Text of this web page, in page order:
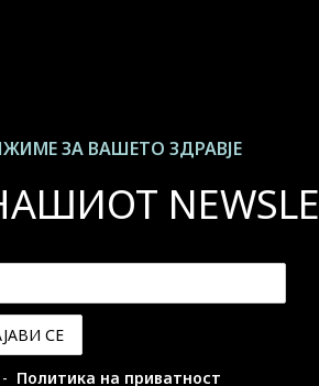
ЗА ВАШЕТО ЗДРАВЈЕ
Политика на приватност